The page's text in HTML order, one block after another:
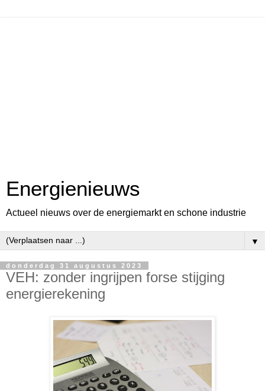
Energienieuws
Actueel nieuws over de energiemarkt en schone industrie
▼
donderdag 31 augustus 2023
VEH: zonder ingrijpen forse stijging
energierekening